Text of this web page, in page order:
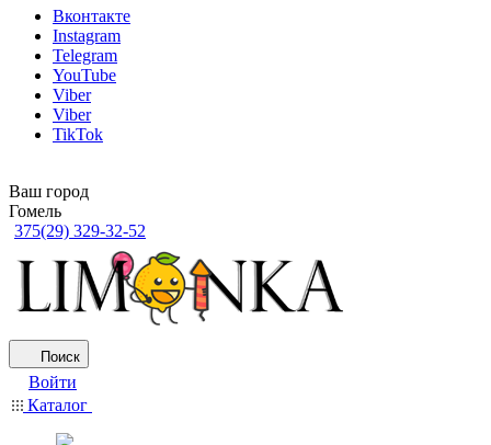
Вконтакте
Instagram
Telegram
YouTube
Viber
Viber
TikTok
Ваш город
Гомель
375(29) 329-32-52
Поиск
Войти
Каталог